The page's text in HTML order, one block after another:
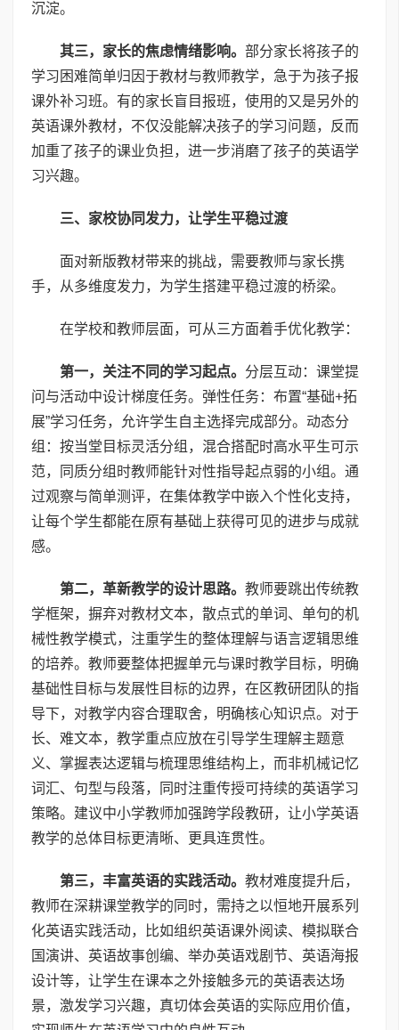
沉淀。
其三，家长的焦虑情绪影响。 部分家长将孩子的
学习困难简单归因于教材与教师教学，急于为孩子报
课外补习班。有的家长盲目报班，使用的又是另外的
英语课外教材，不仅没能解决孩子的学习问题，反而
加重了孩子的课业负担，进一步消磨了孩子的英语学
习兴趣。
三、家校协同发力，让学生平稳过渡
面对新版教材带来的挑战，需要教师与家长携
手，从多维度发力，为学生搭建平稳过渡的桥梁。
在学校和教师层面，可从三方面着手优化教学：
第一，关注不同的学习起点。 分层互动：课堂提
问与活动中设计梯度任务。弹性任务：布置“基础+拓
展”学习任务，允许学生自主选择完成部分。动态分
组：按当堂目标灵活分组，混合搭配时高水平生可示
范，同质分组时教师能针对性指导起点弱的小组。通
过观察与简单测评，在集体教学中嵌入个性化支持，
让每个学生都能在原有基础上获得可见的进步与成就
感。
第二，革新教学的设计思路。 教师要跳出传统教
学框架，摒弃对教材文本，散点式的单词、单句的机
械性教学模式，注重学生的整体理解与语言逻辑思维
的培养。教师要整体把握单元与课时教学目标，明确
基础性目标与发展性目标的边界，在区教研团队的指
导下，对教学内容合理取舍，明确核心知识点。对于
长、难文本，教学重点应放在引导学生理解主题意
义、掌握表达逻辑与梳理思维结构上，而非机械记忆
词汇、句型与段落，同时注重传授可持续的英语学习
策略。建议中小学教师加强跨学段教研，让小学英语
教学的总体目标更清晰、更具连贯性。
第三，丰富英语的实践活动。 教材难度提升后，
教师在深耕课堂教学的同时，需持之以恒地开展系列
化英语实践活动，比如组织英语课外阅读、模拟联合
国演讲、英语故事创编、举办英语戏剧节、英语海报
设计等，让学生在课本之外接触多元的英语表达场
景，激发学习兴趣，真切体会英语的实际应用价值，